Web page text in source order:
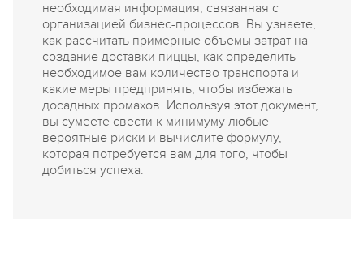
необходимая информация, связанная с
организацией бизнес-процессов. Вы узнаете,
как рассчитать примерные объемы затрат на
создание доставки пиццы, как определить
необходимое вам количество транспорта и
какие меры предпринять, чтобы избежать
досадных промахов. Используя этот документ,
вы сумеете свести к минимуму любые
вероятные риски и вычислите формулу,
которая потребуется вам для того, чтобы
добиться успеха.